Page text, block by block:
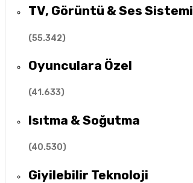
TV, Görüntü & Ses Sistemi
(55.342)
Oyunculara Özel
(41.633)
Isıtma & Soğutma
(40.530)
Giyilebilir Teknoloji